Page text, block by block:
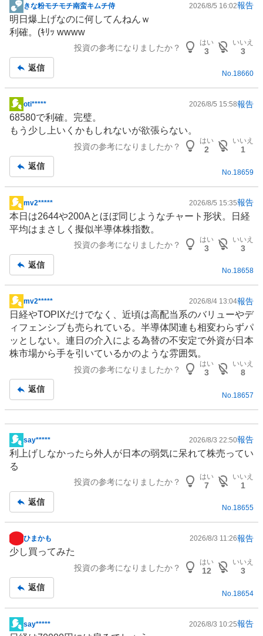
掲
示
板
きな粉モチモチ南蛮キムチ侍 2026/8/5 16:02報告
明日爆上げなのに何してんねんｗ
利確。(ｷﾘｯ wwww
投資の参考になりましたか？
はい
3
いいえ
3
返信
No.18660
掲
示
板
oti***** 2026/8/5 15:58報告
68580で利確。完璧。
もう少し上いくかもしれないが欲張らない。
投資の参考になりましたか？
はい
2
いいえ
1
返信
No. 18659
掲
示
板
mv2***** 2026/8/5 15:35報告
本日は2644や200Aとほぼ同じようなチャート形状。日経
平均はまさしく擬似半導体株指数。
投資の参考になりましたか？
はい
3
いいえ
3
返信
No.18658
掲
示
板
記
事
mv2***** 2026/8/4 13:04報告
日経やTOPIXだけでなく、近頃は高配当系のバリューやデ
ィフェンシブも売られている。 半導体関連も相変わらずパ
ッとしない。連日の介入による為替の不安定で外資が日本
株市場から手を引いているかのような雰囲気。
投資の参考になりましたか？
はい
3
いいえ
8
返信
No. 18657
掲
示
板
say***** 2026/8/3 22:50報告
利上げしなかったら外人が日本の弱気に呆れて株売ってい
る
投資の参考になりましたか？
はい
7
いいえ
1
返信
No.18655
掲
示
事
ひまかも 2026/8/3 11:26報告
少し買ってみた
投資の参考になりましたか？
はい
12
いいえ
3
返信
No. 18654
掲
say***** 2026/8/3 10:25報告